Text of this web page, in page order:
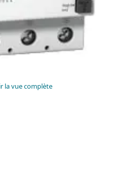
la vue complète